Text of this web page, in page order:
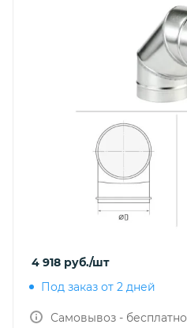
4 918 руб./шт
Под заказ от 2 дней
Самовывоз - бесплатно